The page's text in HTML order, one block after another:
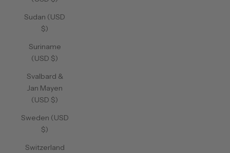
Sudan (USD
$)
Suriname
(USD $)
Svalbard &
Jan Mayen
(USD $)
Sweden (USD
$)
Switzerland